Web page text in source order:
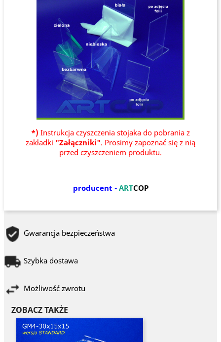
*) Instrukcja czyszczenia stojaka do pobrania z
zakładki "Załączniki". Prosimy zapoznać się z nią
przed czyszczeniem produktu.
producent - ARTCOP
Gwarancja bezpieczeństwa
Szybka dostawa
Możliwość zwrotu
ZOBACZ TAKŻE